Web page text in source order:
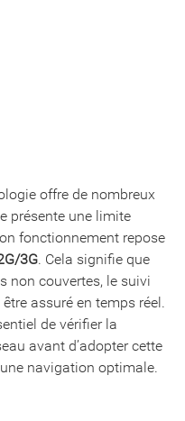
offre de nombreux
présente une limite
fonctionnement repose
3G. Cela signifie que
non couvertes, le suivi
assuré en temps réel.
de vérifier la
avant d’adopter cette
navigation optimale.